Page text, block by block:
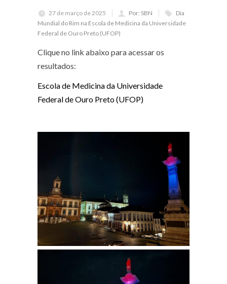
27 de março de 2025 Por: SBN
Dia
Mundial do Rim na Escola de Medicina da Universidade
Federal de Ouro Preto (UFOP)
Clique no link abaixo para acessar os
resultados:
Escola de Medicina da Universidade
Federal de Ouro Preto (UFOP)